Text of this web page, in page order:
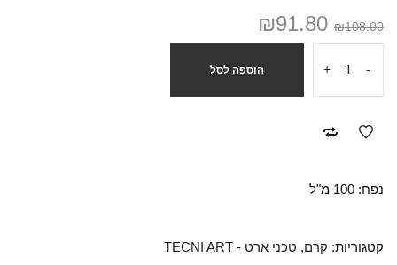
₪108.00
₪91.80
-
+ הוספה לסל
נפח: 100 מ"ל
קטגוריות: קרם, טכני ארט - TECNI ART